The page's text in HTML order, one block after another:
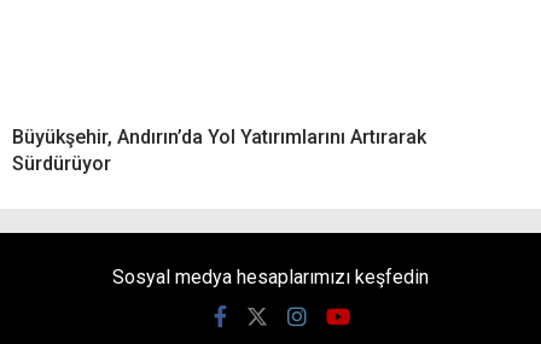
Büyükşehir, Andırın’da Yol Yatırımlarını Artırarak
Sürdürüyor
Sosyal medya hesaplarımızı keşfedin